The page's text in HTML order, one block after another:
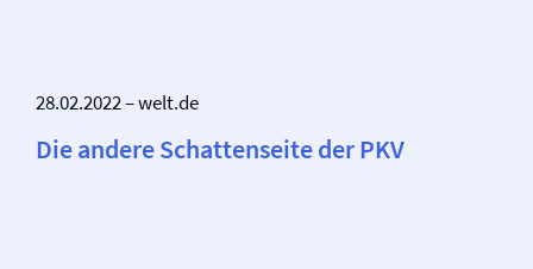
28.02.2022 – welt.de
Die andere Schattenseite der PKV